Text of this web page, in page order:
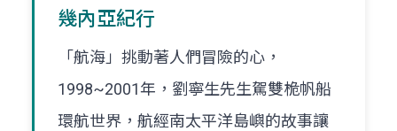
幾內亞紀行
「航海」挑動著人們冒險的心，
1998~2001年，劉寧生先生駕雙桅帆船
環航世界，航經南太平洋島嶼的故事讓